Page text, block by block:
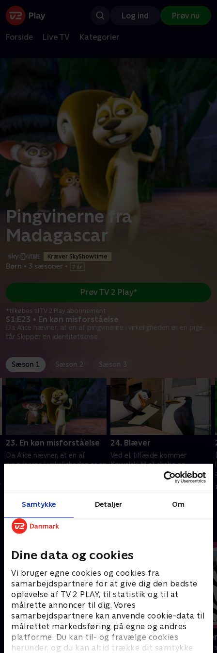
Samtykke Detaljer Om
Dine data og cookies
Vi bruger egne cookies og cookies fra
samarbejdspartnere for at give dig den bedste
oplevelse af TV 2 PLAY, til statistik og til at
målrette annoncer til dig. Vores
samarbejdspartnere kan anvende cookie-data til
målrettet markedsføring på egne og andres
platforme. Du kan til- og fravælge cookies
herunder, og du kan altid trække dit samtykke
Log ind Prøv nu
Forside Live TV Kategorier
Pingvinerne fra
Madagascar
Kræver SkyShowtime
Børn • 3 sæsoner •
S1:E23 • En køn misforståelse
Da Alice nævner, at en af pingvinerne i virkeligheden er en pige,
får Skipper en identitetskrise.
Prøv TV 2 Play*
*tilkøbes til TV 2 Play abonnement
Sæson 1 Sæson 2 Sæson 3
23. En køn misforståelse
Da Alice nævner, at en af
pingvinerne i virkeligheden er en
24. Blæver
Ved et tilfælde kommer
Kowalski til at skabe en
levende geleklump som han
bliver vældigt glad for.
Andre så også
Nuts Nuts Nuts
Børneserier • 1 sæsoner
Miniteve:
Børneserier • 1